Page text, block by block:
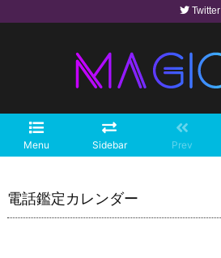
Menu Sidebar Prev
Twitter
電話鑑定カレンダー